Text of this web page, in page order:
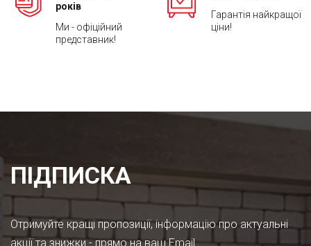
років
Ми - офіційний
представник!
Гарантія найкращої
ціни!
ПІДПИСКА
Отримуйте кращі пропозиції, інформацію про актуальні
акції та знижки - прямо на ваш Email